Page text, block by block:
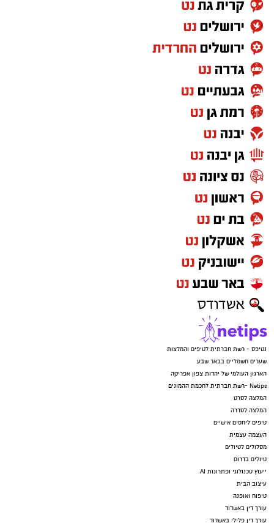
נטיפס - רשת חברתית לטיפים והמלצות
שערים חשמליים בבאר שבע
הארגון העולמי של יהדות צפון אפריקה
Netips -רשת חברתית לחכמת ההמונים
המלצה לסרט
המלצה לסדרה
טיפים ליחסים אישיים
העצמה עצמית
מסלולים לטיולים
טיולים בדרום
ייעוץ טכנולוגי ופתרונות AI
עיצוב הבית
טיפוח ואופנה
עורך דין באשדוד
עורך דין פלילי באשדוד